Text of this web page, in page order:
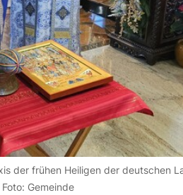
der frühen Heiligen der deutschen
Gemeinde